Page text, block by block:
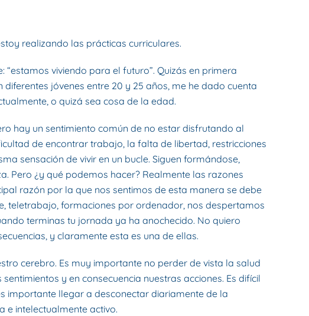
realizando las prácticas curriculares.
viviendo para el futuro”. Quizás en primera
jóvenes entre 20 y 25 años, me he dado cuenta
o quizá sea cosa de la edad.
hay un sentimiento común de no estar disfrutando al
de encontrar trabajo, la falta de libertad, restricciones
sensación de vivir en un bucle. Siguen formándose,
Pero ¿y qué podemos hacer? Realmente las razones
razón por la que nos sentimos de esta manera se debe
teletrabajo, formaciones por ordenador, nos despertamos
terminas tu jornada ya ha anochecido. No quiero
y claramente esta es una de ellas.
cerebro. Es muy importante no perder de vista la salud
y en consecuencia nuestras acciones. Es difícil
importante llegar a desconectar diariamente de la
e intelectualmente activo.